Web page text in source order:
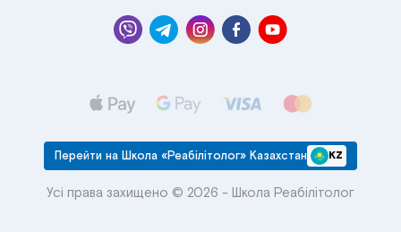
Перейти на Школа «Реабілітолог» Казахстан KZ
Усі права захищено © 2026 - Школа Реабілітолог